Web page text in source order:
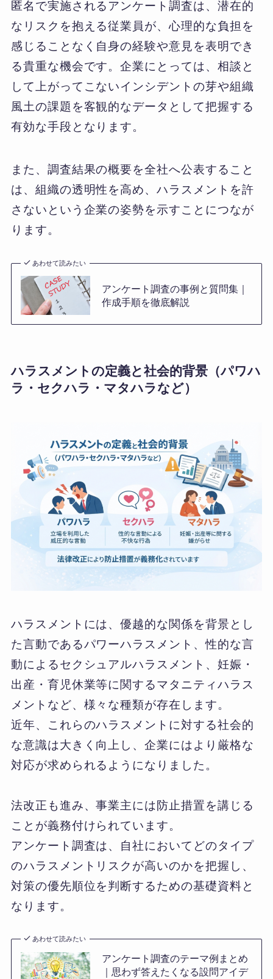
匿名で実施されるアンケート調査は、潜在的
なリスクを抱える従業員が、心理的な負担を
感じることなく自身の経験や意見を表明でき
る貴重な機会です。企業にとっては、相談と
して上がってこないインシデントの芽や組織
風土の課題を客観的なデータとして把握する
有効な手段となります。
また、調査結果の概要を全社へ公表すること
は、組織の透明性を高め、ハラスメントを許
さないという企業の姿勢を示すことにつなが
ります。
あわせて読みたい
アンケート調査の事例と質問集｜
作成手順を徹底解説
ハラスメントの定義と社会的背景（パワハ
ラ・セクハラ・マタハラなど）
ハラスメントには、優越的な関係を背景とし
た言動であるパワーハラスメント、性的な言
動によるセクシュアルハラスメント、妊娠・
出産・育児休業等に関するマタニティハラス
メントなど、様々な種類が存在します。
近年、これらのハラスメントに対する社会的
な意識は大きく向上し、企業にはより厳格な
対応が求められるようになりました。
法改正も進み、事業主には防止措置を講じる
ことが義務付けられています。
アンケート調査は、自社においてどのタイプ
のハラスメントリスクが高いのかを把握し、
対策の優先順位を判断するための基礎資料と
なります。
あわせて読みたい
アンケート調査のテーマ例まとめ
｜思わず答えたくなる設問アイデ